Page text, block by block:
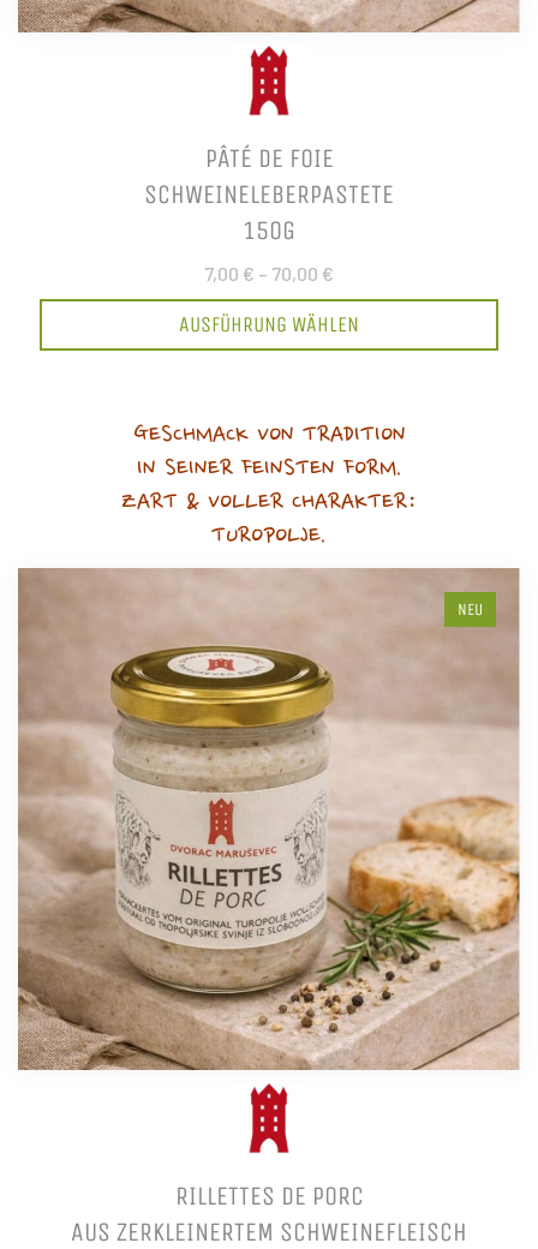
PÂTÉ DE FOIE
SCHWEINELEBERPASTETE
150G
7,00 € – 70,00 €
AUSFÜHRUNG WÄHLEN
GESCHMACK VON TRADITION
IN SEINER FEINSTEN FORM.
ZART & VOLLER CHARAKTER:
TUROPOLJE.
NEU
RILLETTES DE PORC
AUS ZERKLEINERTEM SCHWEINEFLEISCH